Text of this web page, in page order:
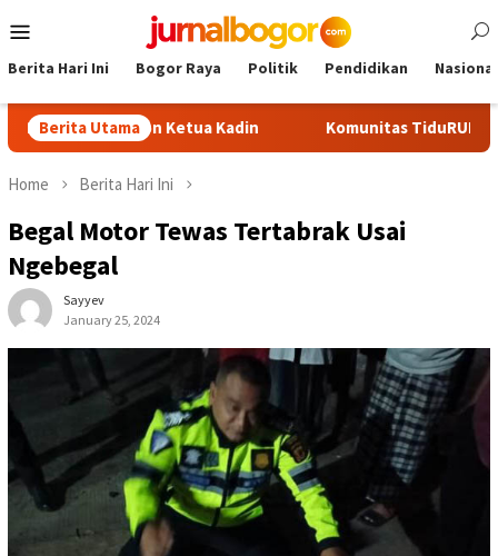
to
Menu
Berita Hari Ini Bogor Raya Politik Pendidikan Nasional
Berita Utama
Calon Ketua Kadin Komunitas TiduRUN Jajal Jalur
Home Berita Hari Ini
Begal Motor Tewas Tertabrak Usai
Ngebegal
Sayyev
January 25, 2024